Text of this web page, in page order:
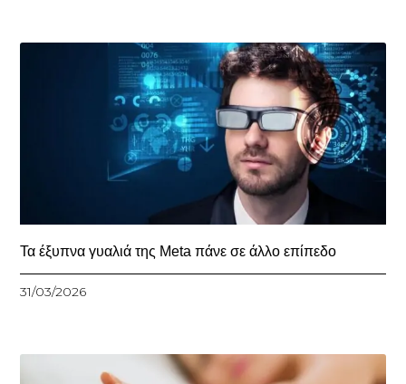
Τα έξυπνα γυαλιά της Meta πάνε σε άλλο επίπεδο
31/03/2026